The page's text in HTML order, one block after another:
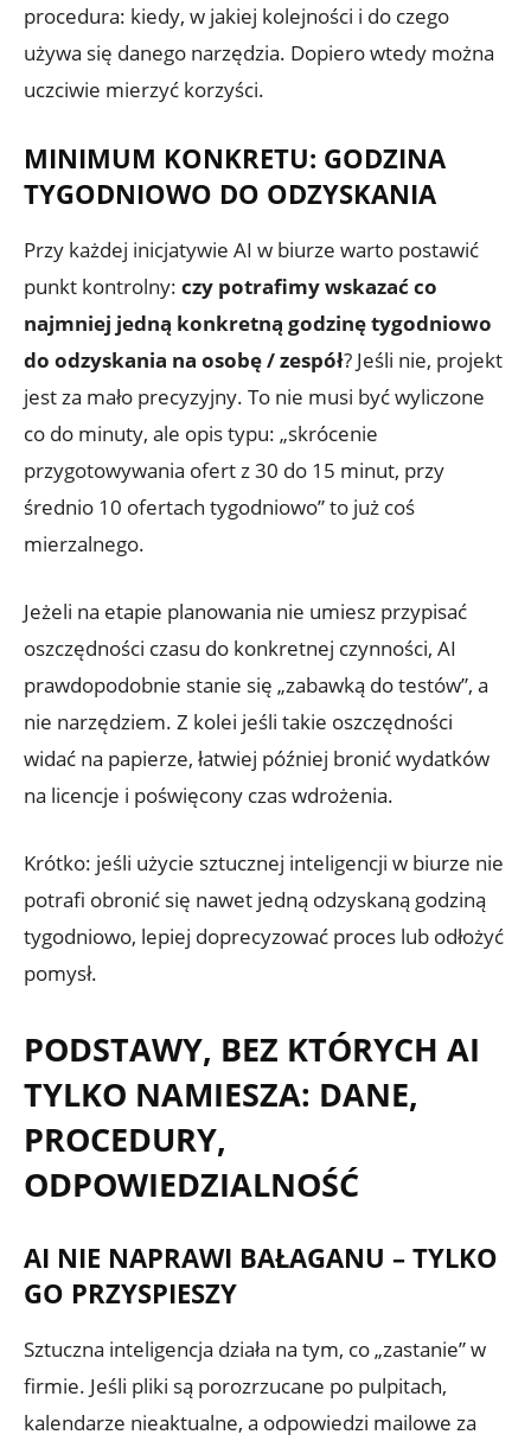
procedura: kiedy, w jakiej kolejności i do czego
używa się danego narzędzia. Dopiero wtedy można
uczciwie mierzyć korzyści.
MINIMUM KONKRETU: GODZINA
TYGODNIOWO DO ODZYSKANIA
Przy każdej inicjatywie AI w biurze warto postawić
punkt kontrolny: czy potrafimy wskazać co
najmniej jedną konkretną godzinę tygodniowo
do odzyskania na osobę / zespół? Jeśli nie, projekt
jest za mało precyzyjny. To nie musi być wyliczone
co do minuty, ale opis typu: „skrócenie
przygotowywania ofert z 30 do 15 minut, przy
średnio 10 ofertach tygodniowo” to już coś
mierzalnego.
Jeżeli na etapie planowania nie umiesz przypisać
oszczędności czasu do konkretnej czynności, AI
prawdopodobnie stanie się „zabawką do testów”, a
nie narzędziem. Z kolei jeśli takie oszczędności
widać na papierze, łatwiej później bronić wydatków
na licencje i poświęcony czas wdrożenia.
Krótko: jeśli użycie sztucznej inteligencji w biurze nie
potrafi obronić się nawet jedną odzyskaną godziną
tygodniowo, lepiej doprecyzować proces lub odłożyć
pomysł.
PODSTAWY, BEZ KTÓRYCH AI
TYLKO NAMIESZA: DANE,
PROCEDURY,
ODPOWIEDZIALNOŚĆ
AI NIE NAPRAWI BAŁAGANU – TYLKO
GO PRZYSPIESZY
Sztuczna inteligencja działa na tym, co „zastanie” w
firmie. Jeśli pliki są porozrzucane po pulpitach,
kalendarze nieaktualne, a odpowiedzi mailowe za